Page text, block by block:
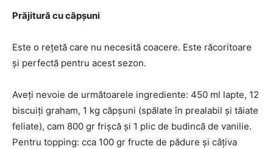
Prăjitură cu căpșuni
Este o rețetă care nu necesită coacere. Este răcoritoare
și perfectă pentru acest sezon.
Aveți nevoie de următoarele ingrediente: 450 ml lapte, 12
biscuiți graham, 1 kg căpșuni (spălate în prealabil și tăiate
feliate), cam 800 gr frișcă și 1 plic de budincă de vanilie.
Pentru topping: cca 100 gr fructe de pădure și câțiva